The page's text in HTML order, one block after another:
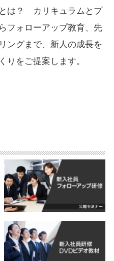
は？ カリキュラムとプ
フォローアップ教育、先
ングまで、新人の成長を
りをご提案します。